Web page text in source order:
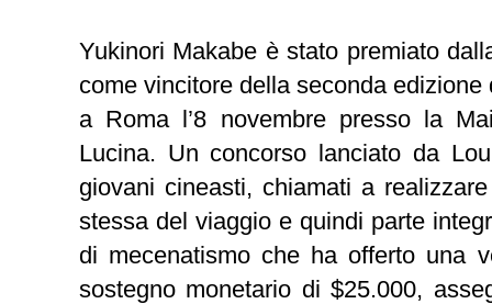
Yukinori Makabe è stato premiato
come vincitore della seconda
a Roma l’8 novembre presso la
Lucina. Un concorso lanciato da
giovani cineasti, chiamati a
stessa del viaggio e quindi parte
di mecenatismo che ha offerto una
sostegno monetario di $25.000,